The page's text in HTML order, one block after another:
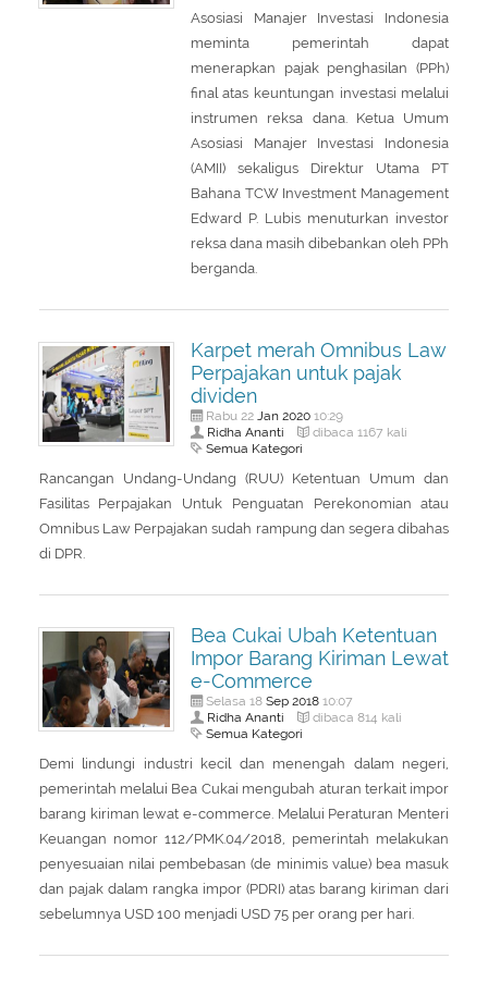
Asosiasi Manajer Investasi Indonesia
meminta pemerintah dapat
menerapkan pajak penghasilan (PPh)
final atas keuntungan investasi melalui
instrumen reksa dana. Ketua Umum
Asosiasi Manajer Investasi Indonesia
(AMII) sekaligus Direktur Utama PT
Bahana TCW Investment Management
Edward P. Lubis menuturkan investor
reksa dana masih dibebankan oleh PPh
berganda.
Karpet merah Omnibus Law
Perpajakan untuk pajak
dividen
Rabu 22 Jan 202010:29
Ridha Ananti dibaca 1167 kali
Semua Kategori
Rancangan Undang-Undang (RUU) Ketentuan Umum dan
Fasilitas Perpajakan Untuk Penguatan Perekonomian atau
Omnibus Law Perpajakan sudah rampung dan segera dibahas
di DPR.
Bea Cukai Ubah Ketentuan
Impor Barang Kiriman Lewat
e-Commerce
Selasa 18 Sep 201810:07
Ridha Ananti dibaca 814 kali
Semua Kategori
Demi lindungi industri kecil dan menengah dalam negeri,
pemerintah melalui Bea Cukai mengubah aturan terkait impor
barang kiriman lewat e-commerce. Melalui Peraturan Menteri
Keuangan nomor 112/PMK.04/2018, pemerintah melakukan
penyesuaian nilai pembebasan (de minimis value) bea masuk
dan pajak dalam rangka impor (PDRI) atas barang kiriman dari
sebelumnya USD 100 menjadi USD 75 per orang per hari.